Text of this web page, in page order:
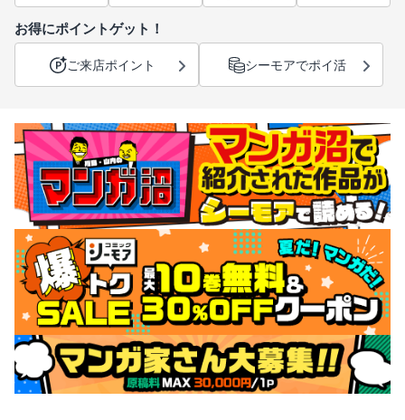
お得にポイントゲット！
ご来店ポイント シーモアでポイ活